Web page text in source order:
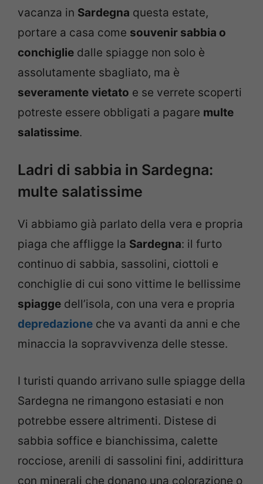
vacanza in Sardegna questa estate,
portare a casa come souvenir sabbia o
conchiglie dalle spiagge non solo è
assolutamente sbagliato, ma è
severamente vietato e se verrete scoperti
potreste essere obbligati a pagare multe
salatissime.
Ladri di sabbia in Sardegna:
multe salatissime
Vi abbiamo già parlato della vera e propria
piaga che affligge la Sardegna: il furto
continuo di sabbia, sassolini, ciottoli e
conchiglie di cui sono vittime le bellissime
spiagge dell’isola, con una vera e propria
depredazione che va avanti da anni e che
minaccia la sopravvivenza delle stesse.
I turisti quando arrivano sulle spiagge della
Sardegna ne rimangono estasiati e non
potrebbe essere altrimenti. Distese di
sabbia soffice e bianchissima, calette
rocciose, arenili di sassolini fini, addirittura
con minerali che donano una colorazione o